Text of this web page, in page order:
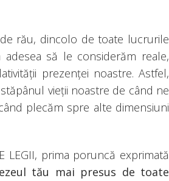
rău, dincolo de toate lucrurile
să le considerăm reale,
prezenței noastre. Astfel,
vieții noastre de când ne
plecăm spre alte dimensiuni
LEGII, prima poruncă exprimată
tău mai presus de toate